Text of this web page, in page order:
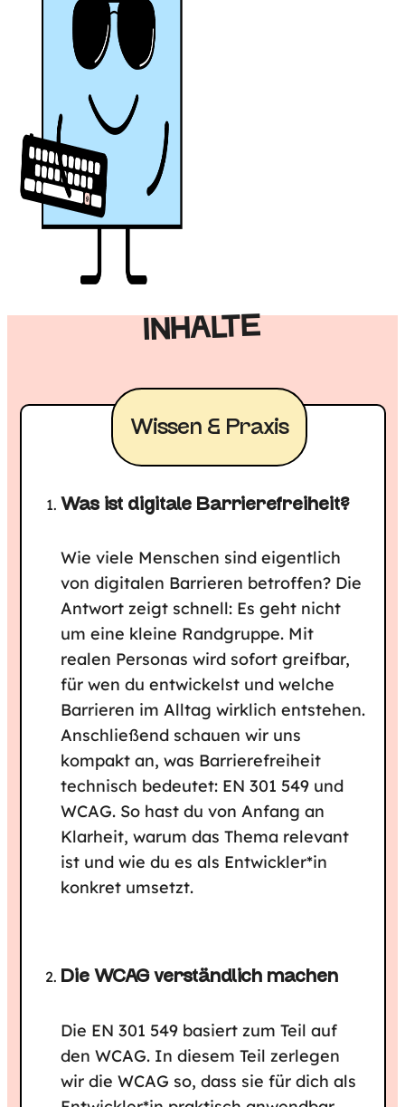
INHALTE
Wissen & Praxis
Was ist digitale Barrierefreiheit?
Wie viele Menschen sind eigentlich
von digitalen Barrieren betroffen? Die
Antwort zeigt schnell: Es geht nicht
um eine kleine Randgruppe. Mit
realen Personas wird sofort greifbar,
für wen du entwickelst und welche
Barrieren im Alltag wirklich entstehen.
Anschließend schauen wir uns
kompakt an, was Barrierefreiheit
technisch bedeutet: EN 301 549 und
WCAG. So hast du von Anfang an
Klarheit, warum das Thema relevant
ist und wie du es als Entwickler*in
konkret umsetzt.
Die WCAG verständlich machen
Die EN 301 549 basiert zum Teil auf
den WCAG. In diesem Teil zerlegen
wir die WCAG so, dass sie für dich als